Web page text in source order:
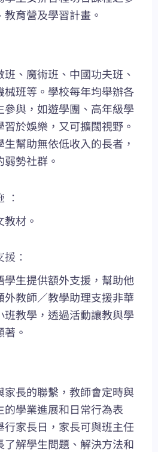
育營及學習計畫。
、魔術班、中國功夫班、
械班等。學校每年均舉辦各
與，如遊學團、高年級學
於娛樂，又可擴闊視野。
幫助無依低收入的長者，
勢社群。
：
材。
：
生提供額外支援，幫助他
教師／教學助理支援非華
教學，透過活動讓教與學
。
家長的聯繫，教師會定時與
學業進展和日常行為表
家長日，家長可與班主任
解學生問題、解決方法和